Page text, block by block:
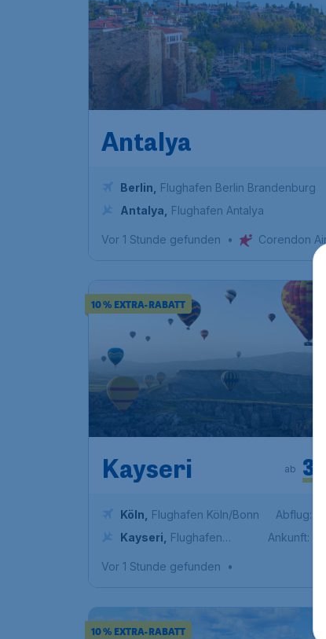
Antalya
Berlin
Flughafen Berlin Brandenburg
Antalya
Flughafen Antalya
Vor 1 Stunde gefunden • Corendon
10 % EXTRA-RABATT
Kayseri ab
Köln
Flughafen Köln/Bonn
Kayseri
Flughafen
Abflug:
Ankunft:
Vor 1 Stunde gefunden •
10 % EXTRA-RABATT